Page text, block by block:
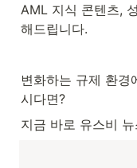
AML 지식 콘텐츠,
해드립니다.
변화하는 규제 환경
시다면?
지금 바로 유스비